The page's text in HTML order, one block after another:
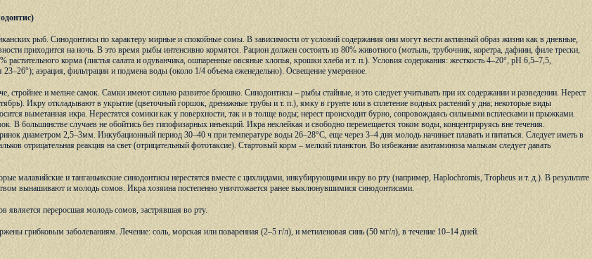
рыб. Синодонтисы по характеру мирные и спокойные сомы. В зависимости от условий содержания они могут вести активный образ жизни как в дневные,
приходится на ночь. В это время рыбы интенсивно кормятся. Рацион должен состоять из 80% животного (мотыль, трубочник, коретра, дафнии, филе трески,
растительного корма (листья салата и одуванчика, ошпаренные овсяные хлопья, крошки хлеба и т. п.). Условия содержания: жесткость 4–20°, рН 6,5–7,5,
23–26°); аэрация, фильтрация и подмена воды (около 1/4 объема еженедельно). Освещение умеренное.
стройнее и мельче самок. Самки имеют сильно развитое брюшко. Синодонтисы – рыбы стайные, и это следует учитывать при их содержании и разведении. Нерест
Икру откладывают в укрытие (цветочный горшок, дренажные трубы и т. п.), ямку в грунте или в сплетение водных растений у дна; некоторые виды
выметанная икра. Нерестятся сомики как у поверхности, так и в толще воды; нерест происходит бурно, сопровождаясь сильными всплесками и прыжками.
В большинстве случаев не обойтись без гипофизарных инъекций. Икра неклейкая и свободно перемещается током воды, концентрируясь вне течения.
диаметром 2,5–3мм. Инкубационный период 30–40 ч при температуре воды 26–28°С, еще через 3–4 дня молодь начинает плавать и питаться. Следует иметь в
отрицательная реакция на свет (отрицательный фототаксие). Стартовый корм – мелкий планктон. Во избежание авитаминоза малькам следует давать
малавийские и танганьикские синодонтисы нерестятся вместе с цихлидами, инкубирующими икру во рту (например, Haplochromis, Tropheus и т. д.). В результате
вынашивают и молодь сомов. Икра хозяина постепенно уничтожается ранее выклюнувшимися синодонтисами.
является переросшая молодь сомов, застрявшая во рту.
грибковым заболеваниям. Лечение: соль, морская или поваренная (2–5 г/л), и метиленовая синь (50 мг/л), в течение 10–14 дней.